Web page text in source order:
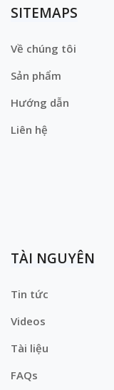
SITEMAPS
Về chúng tôi
Sản phẩm
Hướng dẫn
Liên hệ
TÀI NGUYÊN
Tin tức
Videos
Tài liệu
FAQs